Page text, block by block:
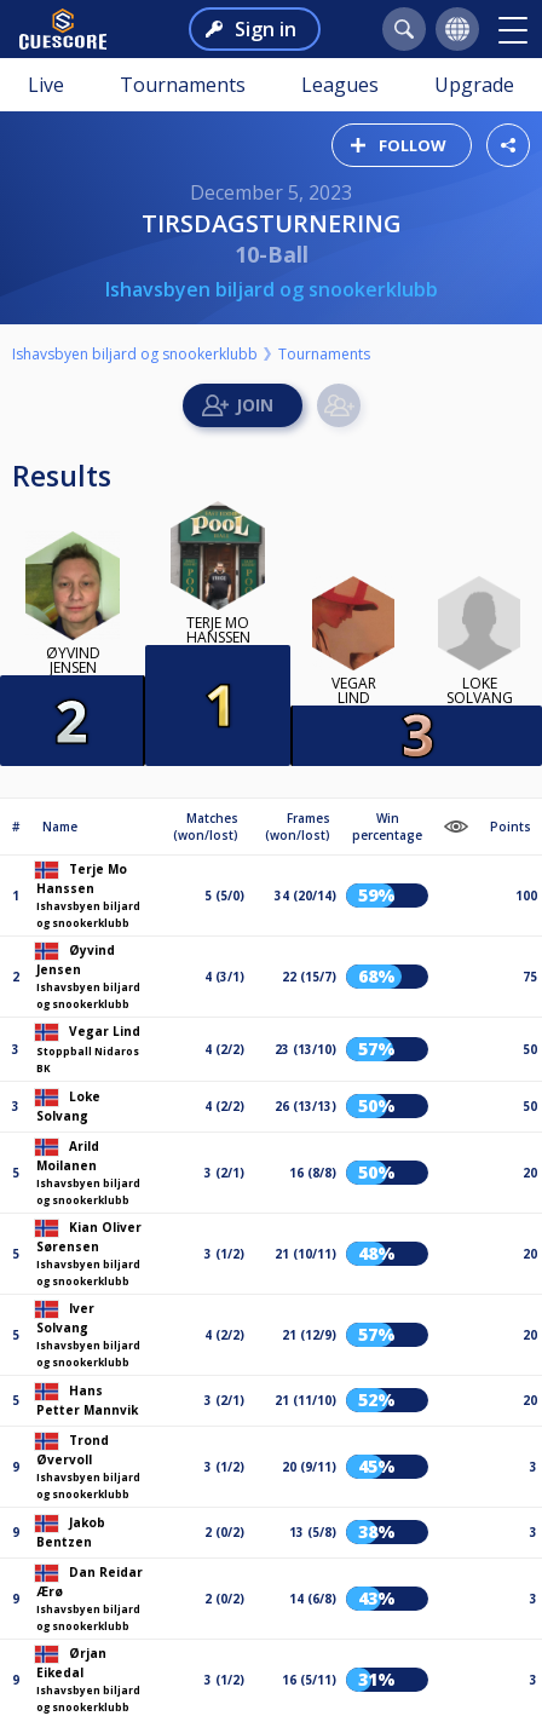
Sign in
Live Tournaments Leagues Upgrade
FOLLOW
December 5, 2023
TIRSDAGSTURNERING
10-Ball
Ishavsbyen biljard og snookerklubb
Ishavsbyen biljard og snookerklubb Tournaments
Results
ØYVIND
JENSEN
TERJE MO
HANSSEN
VEGAR
LIND
LOKE
SOLVANG
# Name
Matches
(won/lost)
Frames
(won/lost)
Win
percentage
Points
1
Terje Mo
Hanssen
Ishavsbyen biljard
og snookerklubb
5 (5/0) 34 (20/14) 59% 100
2
Øyvind
Jensen
Ishavsbyen biljard
og snookerklubb
4 (3/1) 22 (15/7) 68% 75
3
Vegar Lind
Stoppball Nidaros
BK
4 (2/2) 23 (13/10) 57% 50
3
Loke
Solvang
4 (2/2) 26 (13/13) 50% 50
5
Arild
Moilanen
Ishavsbyen biljard
og snookerklubb
3 (2/1) 16 (8/8) 50% 20
5
Kian Oliver
Sørensen
Ishavsbyen biljard
og snookerklubb
3 (1/2) 21 (10/11) 48% 20
5
Iver
Solvang
Ishavsbyen biljard
og snookerklubb
4 (2/2) 21 (12/9) 57% 20
5
Hans
Petter Mannvik
3 (2/1) 21 (11/10) 52% 20
9
Trond
Øvervoll
Ishavsbyen biljard
og snookerklubb
3 (1/2) 20 (9/11) 45% 3
9
Jakob
Bentzen
2 (0/2) 13 (5/8) 38% 3
9
Dan Reidar
Ærø
Ishavsbyen biljard
og snookerklubb
2 (0/2) 14 (6/8) 43% 3
9
Ørjan
Eikedal
Ishavsbyen biljard
og snookerklubb
3 (1/2) 16 (5/11) 31% 3